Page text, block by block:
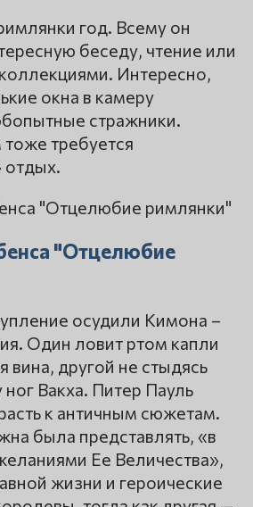
год. Всему он
беседу, чтение или
Интересно,
окна в камеру
стражники.
требуется
отдых.
"Отцелюбие
осудили Кимона –
Один ловит ртом капли
другой не стыдясь
Вакха. Питер Пауль
к античным сюжетам.
была представлять, «в
Ее Величества»,
жизни и героические